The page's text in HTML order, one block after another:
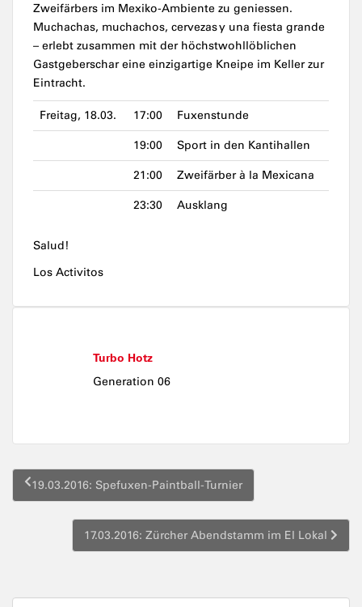
Zweifärbers im Mexiko-Ambiente zu geniessen.
Muchachas, muchachos, cervezas y una fiesta grande
– erlebt zusammen mit der höchstwohllöblichen
Gastgeberschar eine einzigartige Kneipe im Keller zur
Eintracht.
Freitag, 18.03. 17:00 Fuxenstunde
19:00 Sport in den Kantihallen
21:00 Zweifärber à la Mexicana
23:30 Ausklang
Salud!
Los Activitos
Turbo Hotz
Generation 06
Beitragsnavigation
19.03.2016: Spefuxen-Paintball-Turnier
17.03.2016: Zürcher Abendstamm im El Lokal